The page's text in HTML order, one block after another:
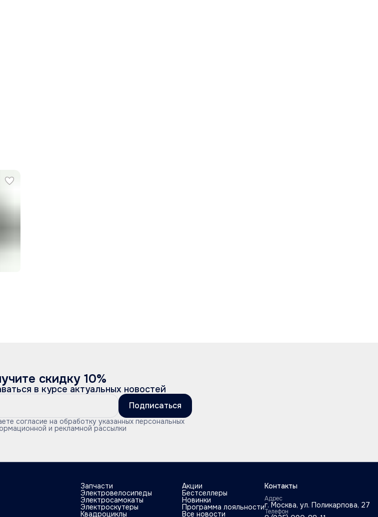
скидку 10%
в курсе актуальных новостей
Подписаться
согласие на обработку указанных персональных
и рекламной рассылки
Запчасти
Электровелосипеды
Электросамокаты
Электроскутеры
Квадроциклы
Акции
Бестселлеры
Новинки
Программа лояльности
Все новости
Контакты
Адрес
г. Москва, ул. Поликарпова, 27
Телефон